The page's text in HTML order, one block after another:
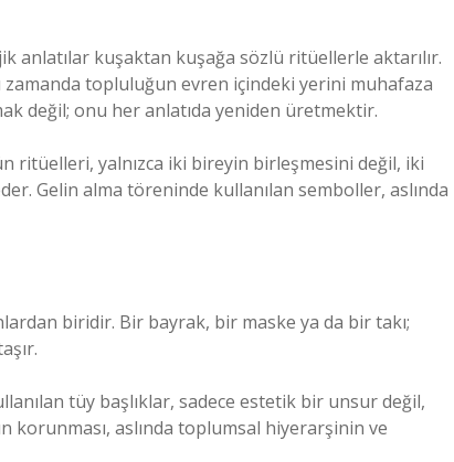
anlatılar kuşaktan kuşağa sözlü ritüellerle aktarılır.
topluluğun evren içindeki yerini muhafaza
değil; onu her anlatıda yeniden üretmektir.
ritüelleri, yalnızca iki bireyin birleşmesini değil, iki
Gelin alma töreninde kullanılan semboller, aslında
biridir. Bir bayrak, bir maske ya da bir takı;
tüy başlıklar, sadece estetik bir unsur değil,
korunması, aslında toplumsal hiyerarşinin ve